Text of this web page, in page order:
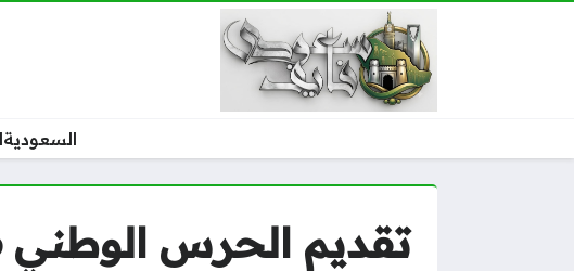
السعودية
تقديم الحرس الوطني 1446